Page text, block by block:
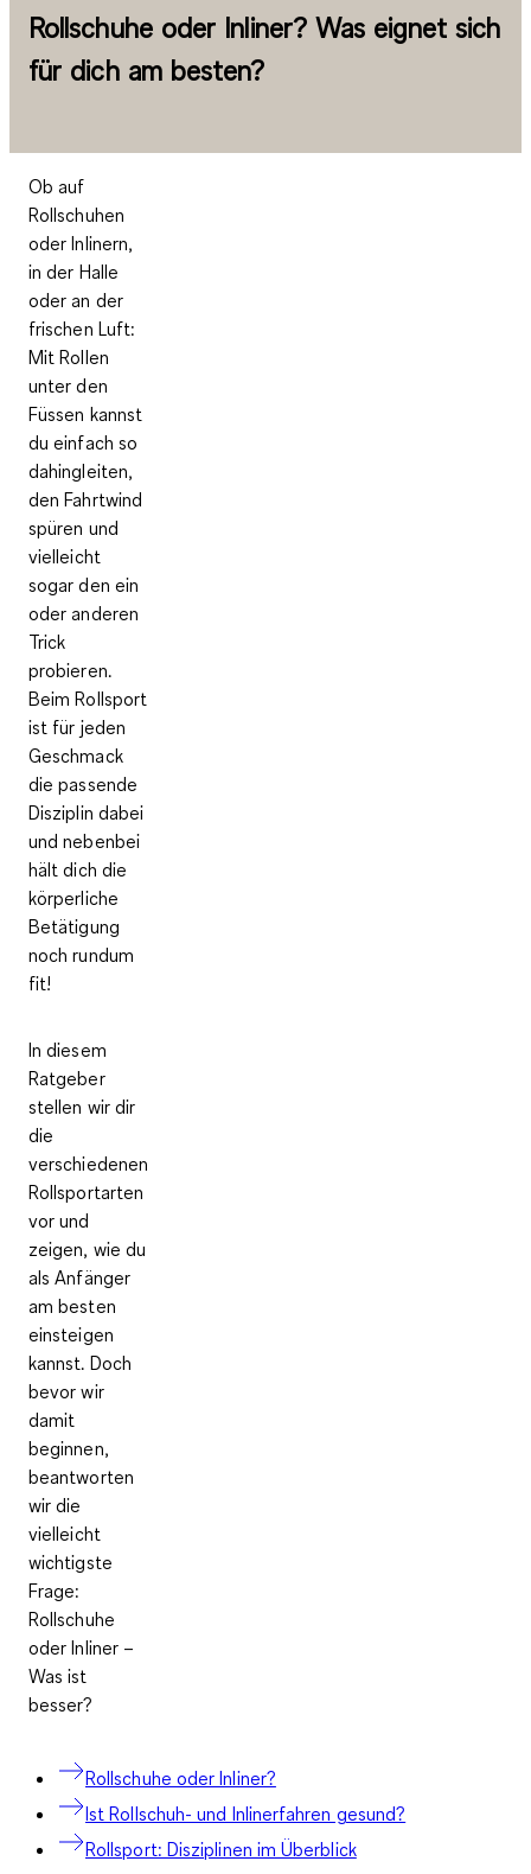
Rollschuhe oder Inliner? Was eignet sich
für dich am besten?
Ob auf
Rollschuhen
oder Inlinern,
in der Halle
oder an der
frischen Luft:
Mit Rollen
unter den
Füssen kannst
du einfach so
dahingleiten,
den Fahrtwind
spüren und
vielleicht
sogar den ein
oder anderen
Trick
probieren.
Beim Rollsport
ist für jeden
Geschmack
die passende
Disziplin dabei
und nebenbei
hält dich die
körperliche
Betätigung
noch rundum
fit!
In diesem
Ratgeber
stellen wir dir
die
verschiedenen
Rollsportarten
vor und
zeigen, wie du
als Anfänger
am besten
einsteigen
kannst. Doch
bevor wir
damit
beginnen,
beantworten
wir die
vielleicht
wichtigste
Frage:
Rollschuhe
oder Inliner –
Was ist
besser?
Rollschuhe oder Inliner?
Ist Rollschuh- und Inlinerfahren gesund?
Rollsport: Disziplinen im Überblick